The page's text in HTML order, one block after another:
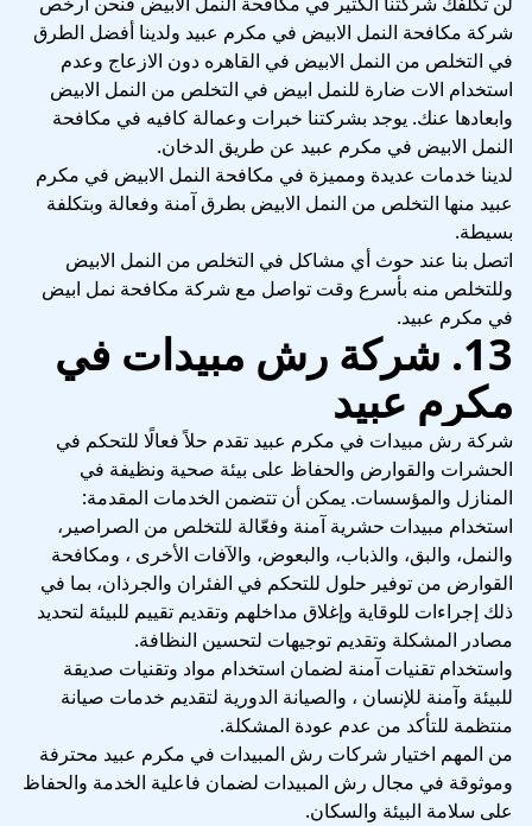
شركة مكافحة النمل الابيض في مكرم عبيد ولدينا أفضل الطرق
في التخلص من النمل الابيض في القاهره دون الازعاج وعدم
استخدام الات ضارة للنمل ابيض في التخلص من النمل الابيض
وابعادها عنك. يوجد بشركتنا خبرات وعمالة كافيه في مكافحة
النمل الابيض في مكرم عبيد عن طريق الدخان.
لدينا خدمات عديدة ومميزة في مكافحة النمل الابيض في مكرم
عبيد منها التخلص من النمل الابيض بطرق آمنة وفعالة وبتكلفة
بسيطة.
اتصل بنا عند حوث أي مشاكل في التخلص من النمل الابيض
وللتخلص منه بأسرع وقت تواصل مع شركة مكافحة نمل ابيض
في مكرم عبيد.
13. شركة رش مبيدات في
مكرم عبيد
شركة رش مبيدات في مكرم عبيد تقدم حلاً فعالًا للتحكم في
الحشرات والقوارض والحفاظ على بيئة صحية ونظيفة في
المنازل والمؤسسات. يمكن أن تتضمن الخدمات المقدمة:
استخدام مبيدات حشرية آمنة وفعّالة للتخلص من الصراصير،
والنمل، والبق، والذباب، والبعوض، والآفات الأخرى ، ومكافحة
القوارض من توفير حلول للتحكم في الفئران والجرذان، بما في
ذلك إجراءات للوقاية وإغلاق مداخلهم وتقديم تقييم للبيئة لتحديد
مصادر المشكلة وتقديم توجيهات لتحسين النظافة.
واستخدام تقنيات آمنة لضمان استخدام مواد وتقنيات صديقة
للبيئة وآمنة للإنسان ، والصيانة الدورية لتقديم خدمات صيانة
منتظمة للتأكد من عدم عودة المشكلة.
من المهم اختيار شركات رش المبيدات في مكرم عبيد محترفة
وموثوقة في مجال رش المبيدات لضمان فاعلية الخدمة والحفاظ
على سلامة البيئة والسكان.